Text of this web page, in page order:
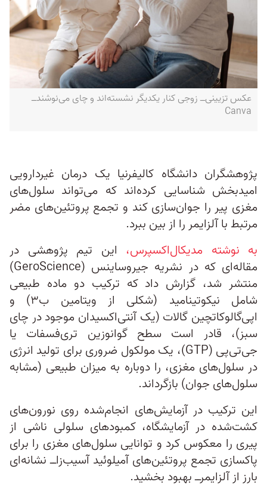
عکس تزیینی‌ــ زوجی کنار یکدیگر نشسته‌اند و چای می‌نوشند‌ــ
Canva
پژوهشگران دانشگاه کالیفرنیا یک درمان غیردارویی
امیدبخش شناسایی کرده‌اند که می‌تواند سلول‌های
مغزی پیر را جوان‌سازی کند و تجمع پروتئین‌های مضر
مرتبط با آلزایمر را از بین ببرد.
به‌ نوشته مدیکال‌اکسپرس، این تیم پژوهشی در
مقاله‌ای که در نشریه جیروساینس (GeroScience)
منتشر شد، گزارش داد که ترکیب دو ماده طبیعی
شامل نیکوتینامید (شکلی از ویتامین ب۳) و
اپی‌گالوکاتچین گالات (یک آنتی‌اکسیدان موجود در چای
سبز)، قادر است سطح گوانوزین تری‌فسفات یا
جی‌تی‌پی (GTP)، یک مولکول ضروری برای تولید انرژی
در سلول‌های مغزی، را دوباره به میزان طبیعی (مشابه
سلول‌های جوان) بازگرداند.
این ترکیب در آزمایش‌های انجام‌شده روی نورون‌های
کشت‌شده در آزمایشگاه، کمبودهای سلولی ناشی از
پیری را معکوس کرد و توانایی سلول‌های مغزی را برای
پاکسازی تجمع پروتئین‌های آمیلوئید آسیب‌زا‌ــ نشانه‌ای
بارز از آلزایمر‌ــ بهبود بخشید.